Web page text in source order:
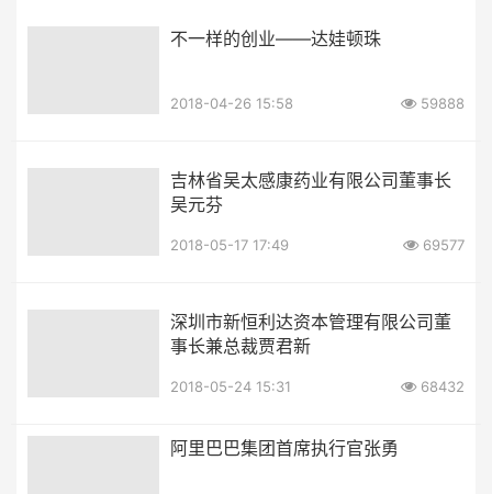
不一样的创业——达娃顿珠
2018-04-26 15:58 59888
吉林省吴太感康药业有限公司董事长
吴元芬
2018-05-17 17:49 69577
深圳市新恒利达资本管理有限公司董
事长兼总裁贾君新
2018-05-24 15:31 68432
阿里巴巴集团首席执行官张勇